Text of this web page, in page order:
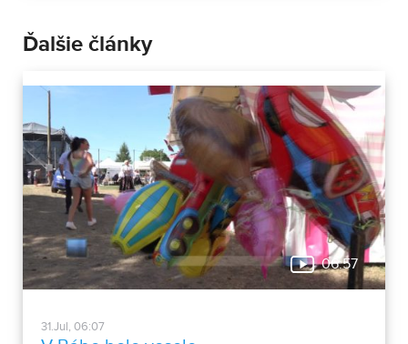
Ďalšie články
06:57
31.Jul, 06:07